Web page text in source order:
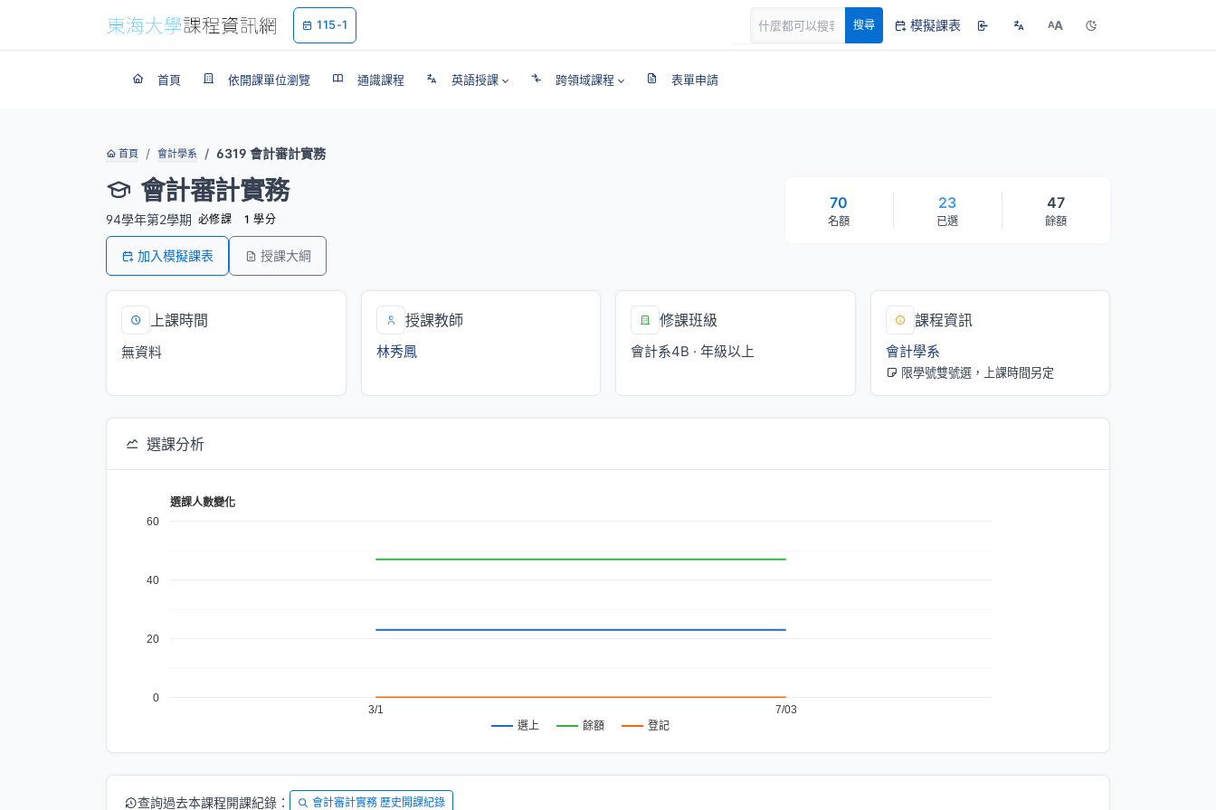
115-1 搜尋 模擬課表 AA
首頁 依開課單位瀏覽 通識課程 英語授課 跨領域課程 表單申請
首頁 會計學系 6319 會計審計實務
會計審計實務
94學年第2學期 必修課 1 學分
加入模擬課表 授課大綱
70
名額
23
已選
47
餘額
上課時間
無資料
授課教師
林秀鳳
修課班級
會計系4B · 年級以上
課程資訊
會計學系
限學號雙號選，上課時間另定
選課分析
選課人數變化
選上 餘額 登記
3/1 7/03
0
20
40
60
查詢過去本課程開課紀錄： 會計審計實務 歷史開課紀錄